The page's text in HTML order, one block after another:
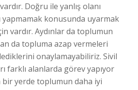
Doğru ile yanlış olanı
yapmamak konusunda uyarmak
vardır. Aydınlar da toplumun
da topluma azap vermeleri
onaylamayabiliriz. Sivil
farklı alanlarda görev yapıyor
bir yerde toplumun daha iyi